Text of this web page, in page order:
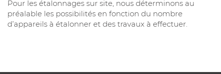
Pour les étalonnages sur site, nous déterminons au
préalable les possibilités en fonction du nombre
d’appareils à étalonner et des travaux à effectuer.